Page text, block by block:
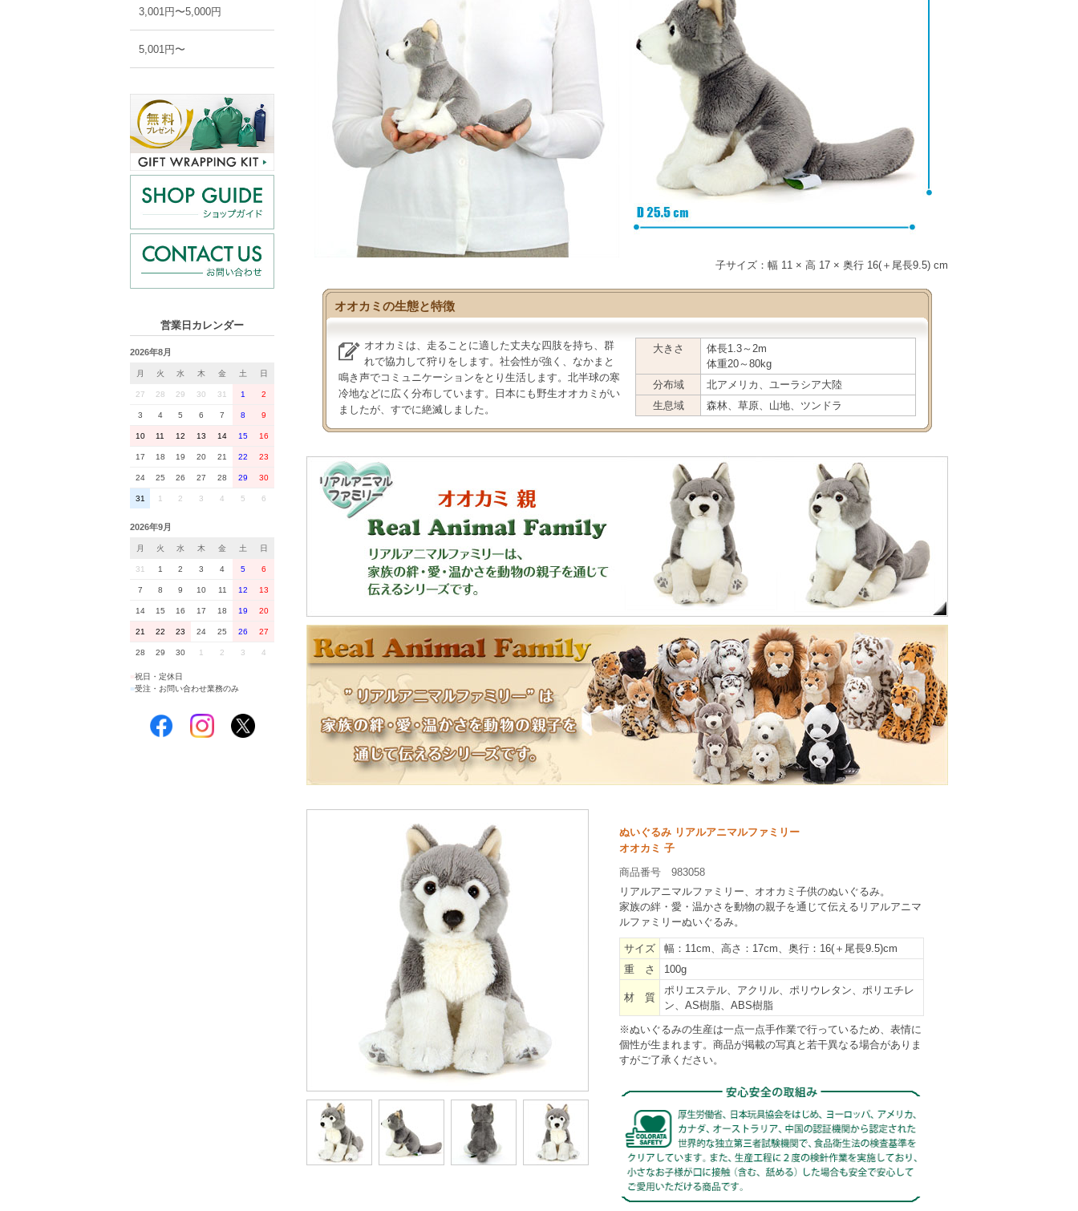
3,001円〜5,000円
5,001円〜
営業日カレンダー
2026年8月
月 火 水 木 金 土 日
27 28 29 30 31 1 2
3 4 5 6 7 8 9
10 11 12 13 14 15 16
17 18 19 20 21 22 23
24 25 26 27 28 29 30
31 1 2 3 4 5 6
2026年9月
月 火 水 木 金 土 日
31 1 2 3 4 5 6
7 8 9 10 11 12 13
14 15 16 17 18 19 20
21 22 23 24 25 26 27
28 29 30 1 2 3 4
祝日・定休日
■受注・お問い合わせ業務のみ
子サイズ：幅 11 × 高 17 × 奥行 16(＋尾長9.5) cm
オオカミの生態と特徴
オオカミ は、走ることに適した丈夫な四肢を持ち、群
れで協力して狩りをします。社会性が強く、なかまと
鳴き声でコミュニケーションをとり生活します。北半球の寒
冷地などに広く分布しています。日本にも野生オオカミがい
ましたが、すでに絶滅しました。
大きさ
体長1.3～2m
体重20～80kg
分布域
北アメリカ、ユーラシア大陸
生息域
森林、草原、山地、ツンドラ
ぬいぐるみ リアルアニマルファミリー
オオカミ 子
商品番号 983058
リアルアニマルファミリー、オオカミ子供のぬいぐるみ。
家族の絆・愛・温かさを動物の親子を通じて伝えるリアルアニマ
ルファミリーぬいぐるみ。
サイズ
幅：11cm、高さ：17cm、奥行：16(＋尾長9.5)cm
重 さ
100g
材 質
ポリエステル、アクリル、ポリウレタン、ポリエチレ
ン、AS樹脂、ABS樹脂
※ぬいぐるみの生産は一点一点手作業で行っているため、表情に
個性が生まれます。商品が掲載の写真と若干異なる場合がありま
すがご了承ください。